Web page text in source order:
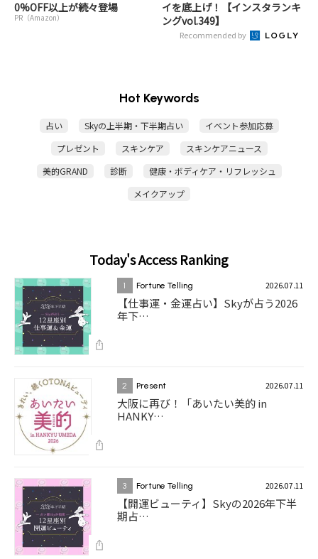
0%OFF以上が続々登場
PR（Amazon）
イを底上げ！【インスタランキ
ングvol.349】
Recommended by
Hot Keywords
占い Skyの上半期・下半期占い
イベント参加応募
プレゼント
スキンケア
スキンケアニュース
美的GRAND
診断
健康・ボディケア・リフレッシュ
メイクアップ
Today's Access Ranking
1 Fortune Telling 2026.07.11
【仕事運・金運占い】Skyが占う2026
年下…
2 Present 2026.07.11
大阪に再び！「あいたい美的 in
HANKY…
3 Fortune Telling 2026.07.11
【開運ビューティ】Skyの2026年下半
期占…